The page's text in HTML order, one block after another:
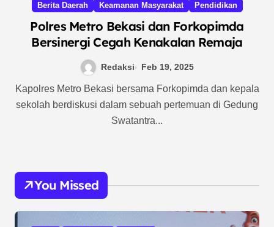
Berita Daerah Keamanan Masyarakat Pendidikan
Polres Metro Bekasi dan Forkopimda
Bersinergi Cegah Kenakalan Remaja
Redaksi Feb 19, 2025
Kapolres Metro Bekasi bersama Forkopimda dan kepala
sekolah berdiskusi dalam sebuah pertemuan di Gedung
Swatantra...
You Missed